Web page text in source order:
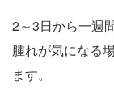
2～3日から一週
腫れが気になる
ます。